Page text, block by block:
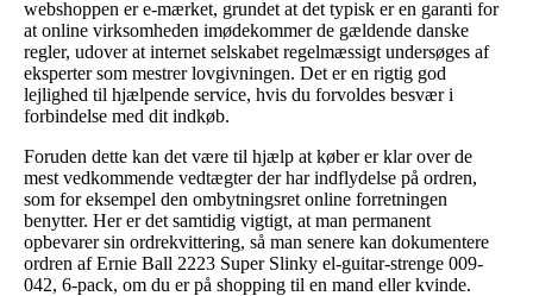
webshoppen er e-mærket, grundet at det typisk er en garanti for
at online virksomheden imødekommer de gældende danske
regler, udover at internet selskabet regelmæssigt undersøges af
eksperter som mestrer lovgivningen. Det er en rigtig god
lejlighed til hjælpende service, hvis du forvoldes besvær i
forbindelse med dit indkøb.
Foruden dette kan det være til hjælp at køber er klar over de
mest vedkommende vedtægter der har indflydelse på ordren,
som for eksempel den ombytningsret online forretningen
benytter. Her er det samtidig vigtigt, at man permanent
opbevarer sin ordrekvittering, så man senere kan dokumentere
ordren af Ernie Ball 2223 Super Slinky el-guitar-strenge 009-
042, 6-pack, om du er på shopping til en mand eller kvinde.